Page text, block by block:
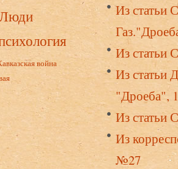
война
Из статьи
Из статьи
Из статьи
"Дроеба",
Из статьи
Из
№27